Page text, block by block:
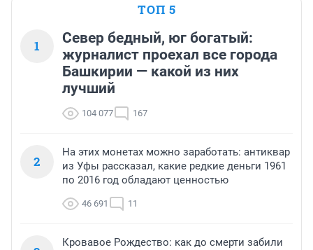
ТОП 5
1
Север бедный, юг богатый:
журналист проехал все города
Башкирии — какой из них
лучший
104 077 167
2
На этих монетах можно заработать: антиквар
из Уфы рассказал, какие редкие деньги 1961
по 2016 год обладают ценностью
46 691 11
Кровавое Рождество: как до смерти забили